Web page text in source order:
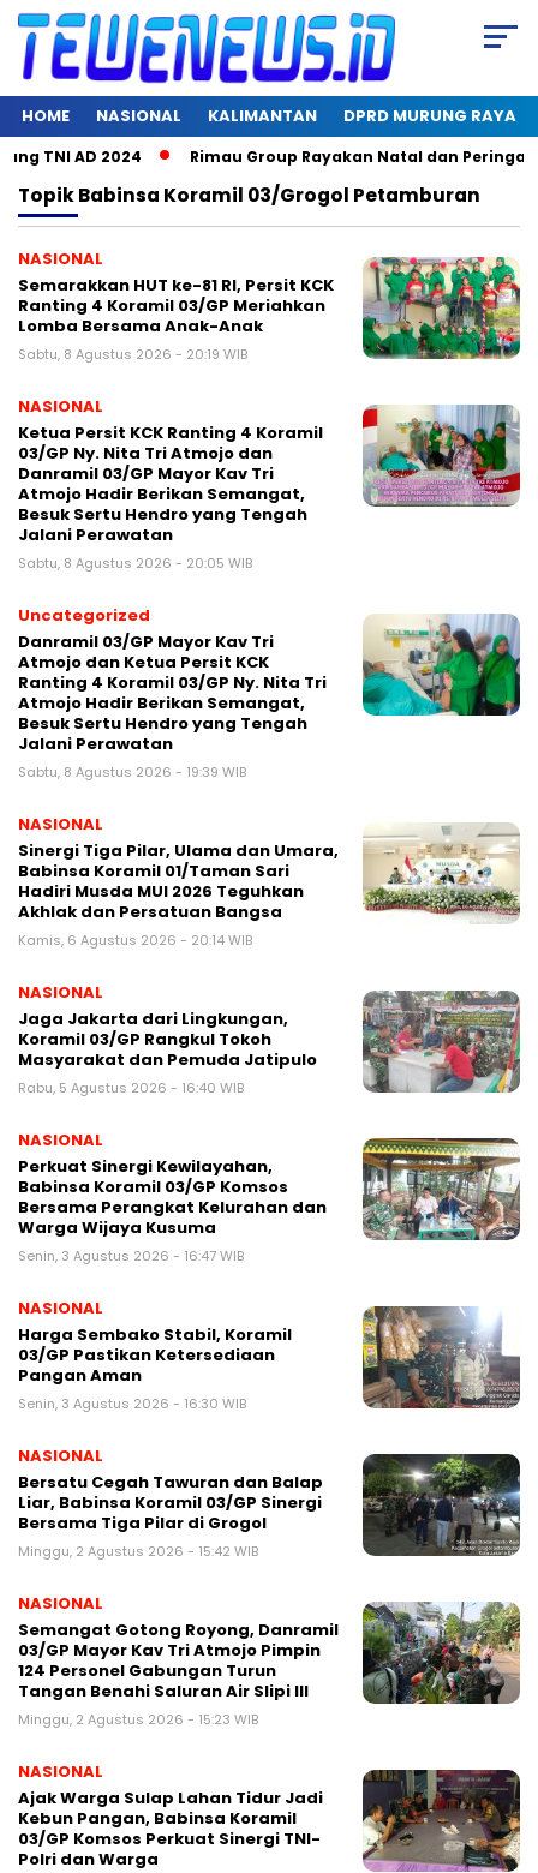
HOME NASIONAL KALIMANTAN DPRD MURUNG RAYA
TNI AD 2024 Rimau Group Rayakan Natal dan Peringati
TopikBabinsa Koramil 03/Grogol Petamburan
NASIONAL
Semarakkan HUT ke-81 RI, Persit KCK
Ranting 4 Koramil 03/GP Meriahkan
Lomba Bersama Anak-Anak
Sabtu, 8 Agustus 2026 - 20:19 WIB
NASIONAL
Ketua Persit KCK Ranting 4 Koramil
03/GP Ny. Nita Tri Atmojo dan
Danramil 03/GP Mayor Kav Tri
Atmojo Hadir Berikan Semangat,
Besuk Sertu Hendro yang Tengah
Jalani Perawatan
Sabtu, 8 Agustus 2026 - 20:05 WIB
Uncategorized
Danramil 03/GP Mayor Kav Tri
Atmojo dan Ketua Persit KCK
Ranting 4 Koramil 03/GP Ny. Nita Tri
Atmojo Hadir Berikan Semangat,
Besuk Sertu Hendro yang Tengah
Jalani Perawatan
Sabtu, 8 Agustus 2026 - 19:39 WIB
NASIONAL
Sinergi Tiga Pilar, Ulama dan Umara,
Babinsa Koramil 01/Taman Sari
Hadiri Musda MUI 2026 Teguhkan
Akhlak dan Persatuan Bangsa
Kamis, 6 Agustus 2026 - 20:14 WIB
NASIONAL
Jaga Jakarta dari Lingkungan,
Koramil 03/GP Rangkul Tokoh
Masyarakat dan Pemuda Jatipulo
Rabu, 5 Agustus 2026 - 16:40 WIB
NASIONAL
Perkuat Sinergi Kewilayahan,
Babinsa Koramil 03/GP Komsos
Bersama Perangkat Kelurahan dan
Warga Wijaya Kusuma
Senin, 3 Agustus 2026 - 16:47 WIB
NASIONAL
Harga Sembako Stabil, Koramil
03/GP Pastikan Ketersediaan
Pangan Aman
Senin, 3 Agustus 2026 - 16:30 WIB
NASIONAL
Bersatu Cegah Tawuran dan Balap
Liar, Babinsa Koramil 03/GP Sinergi
Bersama Tiga Pilar di Grogol
Minggu, 2 Agustus 2026 - 15:42 WIB
NASIONAL
Semangat Gotong Royong, Danramil
03/GP Mayor Kav Tri Atmojo Pimpin
124 Personel Gabungan Turun
Tangan Benahi Saluran Air Slipi III
Minggu, 2 Agustus 2026 - 15:23 WIB
NASIONAL
Ajak Warga Sulap Lahan Tidur Jadi
Kebun Pangan, Babinsa Koramil
03/GP Komsos Perkuat Sinergi TNI-
Polri dan Warga